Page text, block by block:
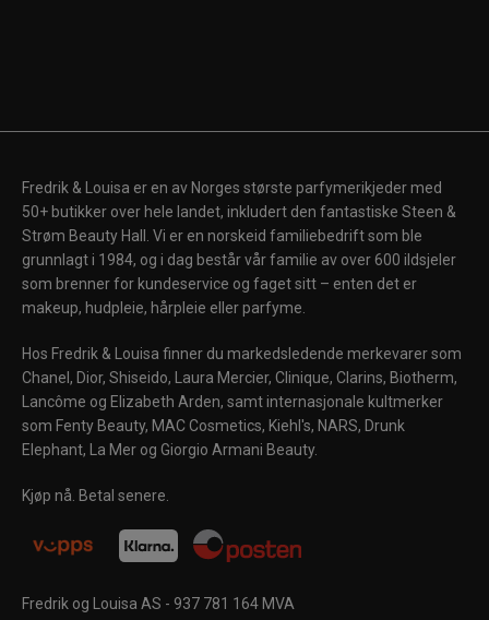
Fredrik & Louisa er en av Norges største parfymerikjeder med
50+ butikker over hele landet, inkludert den fantastiske Steen &
Strøm Beauty Hall. Vi er en norskeid familiebedrift som ble
grunnlagt i 1984, og i dag består vår familie av over 600 ildsjeler
som brenner for kundeservice og faget sitt – enten det er
makeup, hudpleie, hårpleie eller parfyme.
Hos Fredrik & Louisa finner du markedsledende merkevarer som
Chanel, Dior, Shiseido, Laura Mercier, Clinique, Clarins, Biotherm,
Lancôme og Elizabeth Arden, samt internasjonale kultmerker
som Fenty Beauty, MAC Cosmetics, Kiehl's, NARS, Drunk
Elephant, La Mer og Giorgio Armani Beauty.
Kjøp nå. Betal senere.
Fredrik og Louisa AS - 937 781 164 MVA